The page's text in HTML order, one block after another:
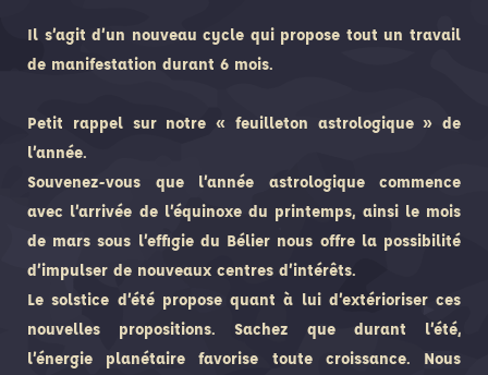
Il s’agit d’un nouveau cycle qui propose tout un travail
de manifestation durant 6 mois.
Petit rappel sur notre « feuilleton astrologique » de
l’année.
Souvenez-vous que l’année astrologique commence
avec l’arrivée de l’équinoxe du printemps, ainsi le mois
de mars sous l’effigie du Bélier nous offre la possibilité
d’impulser de nouveaux centres d’intérêts.
Le solstice d’été propose quant à lui d’extérioriser ces
nouvelles propositions. Sachez que durant l’été,
l’énergie planétaire favorise toute croissance. Nous